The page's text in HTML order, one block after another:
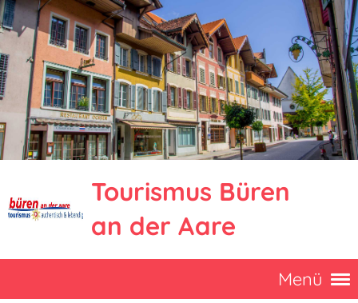
Tourismus Büren
an der Aare
Menü